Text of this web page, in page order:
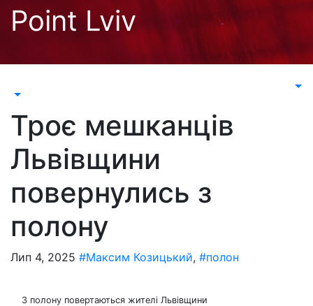
Перейти
Point Lviv
Троє мешканців
Львівщини
повернулись з
полону
Лип 4, 2025 #Максим Козицький, #полон
З полону повертаються жителі Львівщини